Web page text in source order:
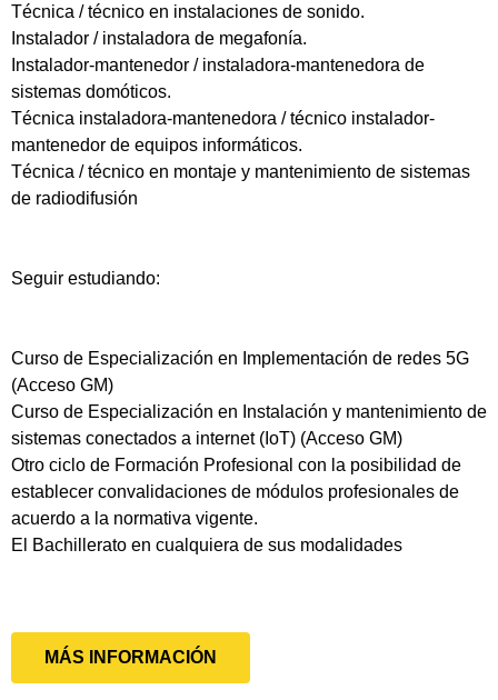
Técnica / técnico en instalaciones de sonido.
Instalador / instaladora de megafonía.
Instalador-mantenedor / instaladora-mantenedora de
sistemas domóticos.
Técnica instaladora-mantenedora / técnico instalador-
mantenedor de equipos informáticos.
Técnica / técnico en montaje y mantenimiento de sistemas
de radiodifusión
Seguir estudiando:
Curso de Especialización en Implementación de redes 5G
(Acceso GM)
Curso de Especialización en Instalación y mantenimiento de
sistemas conectados a internet (IoT) (Acceso GM)
Otro ciclo de Formación Profesional con la posibilidad de
establecer convalidaciones de módulos profesionales de
acuerdo a la normativa vigente.
El Bachillerato en cualquiera de sus modalidades
MÁS INFORMACIÓN